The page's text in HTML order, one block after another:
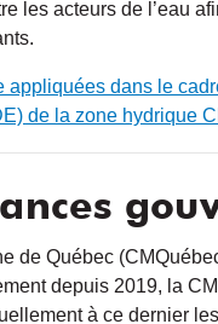
les acteurs de l’eau
appliquées dans le
de la zone hydrique
de Québec
depuis 2019, la
à ce dernier